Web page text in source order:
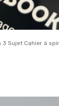
Sujet Cahier à